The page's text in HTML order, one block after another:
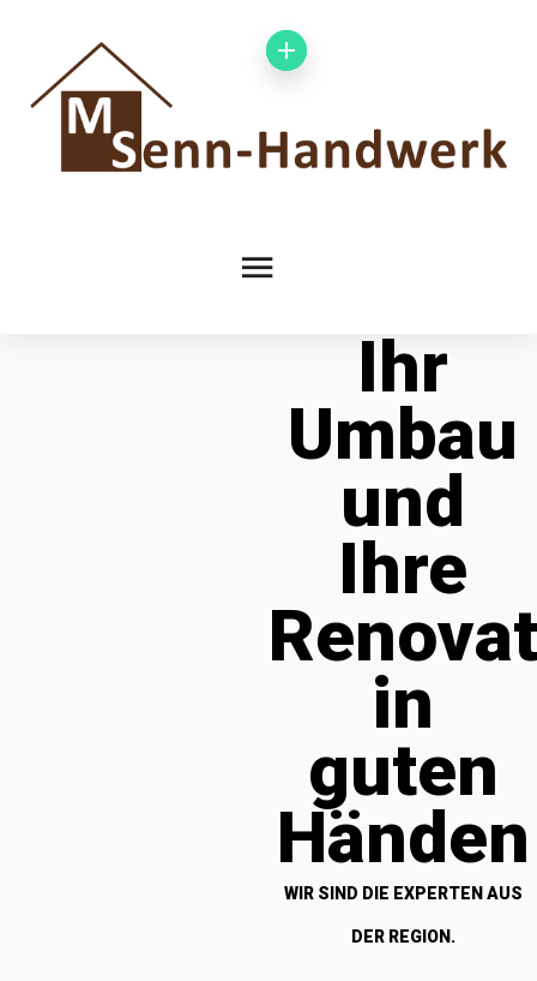
Ihr
Umbau
und
Ihre
in
guten
Händen
WIR SIND DIE EXPERTEN AUS
DER REGION.